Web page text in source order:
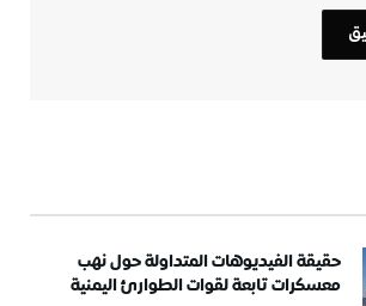
حقيقة الفيديوهات المتداولة حول نهب
معسكرات تابعة لقوات الطوارئ اليمنية